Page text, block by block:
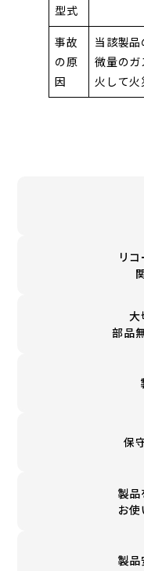
型式
事故
の原
因
当該製品
微量の
火して火
リ
大
部品
保
製品
お
製品